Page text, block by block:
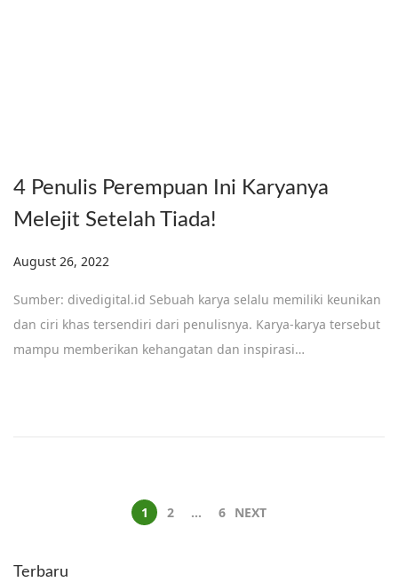
4 Penulis Perempuan Ini Karyanya
Melejit Setelah Tiada!
Posted on
August 26, 2022
Sumber: divedigital.id Sebuah karya selalu memiliki keunikan
dan ciri khas tersendiri dari penulisnya. Karya-karya tersebut
mampu memberikan kehangatan dan inspirasi…
1 2 … 6 NEXT
Terbaru